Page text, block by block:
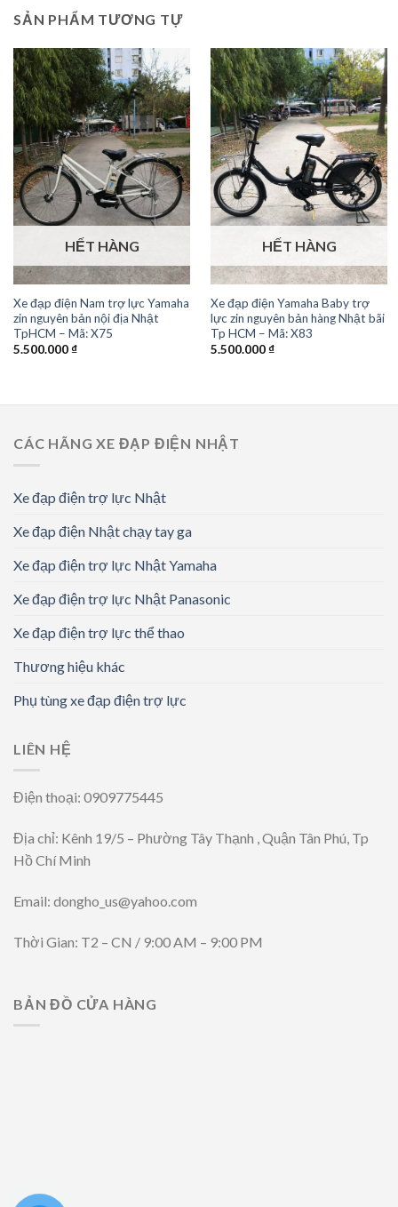
SẢN PHẨM TƯƠNG TỰ
HẾT HÀNG
Xe đạp điện Nam trợ lực Yamaha
zin nguyên bản nội địa Nhật
TpHCM – Mã: X75
5.500.000₫
HẾT HÀNG
Xe đạp điện Yamaha Baby trợ
lực zin nguyên bản hàng Nhật bãi
Tp HCM – Mã: X83
5.500.000₫
CÁC HÃNG XE ĐẠP ĐIỆN NHẬT
Xe đạp điện trợ lực Nhật
Xe đạp điện Nhật chạy tay ga
Xe đạp điện trợ lực Nhật Yamaha
Xe đạp điện trợ lực Nhật Panasonic
Xe đạp điện trợ lực thể thao
Thương hiệu khác
Phụ tùng xe đạp điện trợ lực
LIÊN HỆ
Điện thoại: 0909775445
Địa chỉ: Kênh 19/5 – Phường Tây Thạnh , Quận Tân Phú, Tp
Hồ Chí Minh
Email: dongho_us@yahoo.com
Thời Gian: T2 – CN / 9:00 AM – 9:00 PM
BẢN ĐỒ CỬA HÀNG